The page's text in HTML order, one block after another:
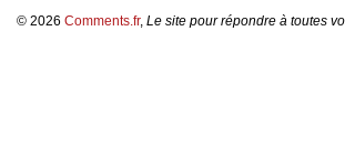
© 2026 Comments.fr, Le site pour répondre à toutes